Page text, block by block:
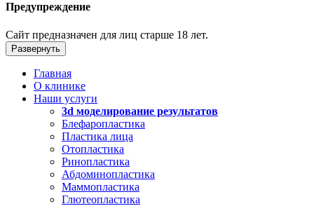
Предупреждение
Сайт предназначен для лиц старше 18 лет.
Развернуть
Главная
О клинике
Наши услуги
3d моделирование результатов
Блефаропластика
Пластика лица
Отопластика
Ринопластика
Абдоминопластика
Маммопластика
Глютеопластика